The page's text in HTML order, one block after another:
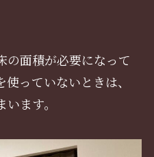
の面積が必要になって
っていないときは、
ます。